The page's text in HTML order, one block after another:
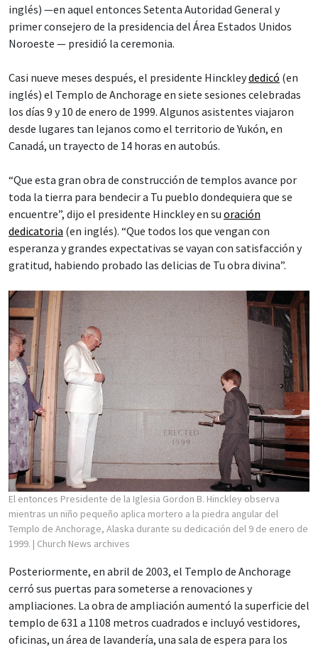
inglés) —en aquel entonces Setenta Autoridad General y
primer consejero de la presidencia del Área Estados Unidos
Noroeste — presidió la ceremonia.
Casi nueve meses después, el presidente Hinckleydedicó (en
inglés) el Templo de Anchorage en siete sesiones celebradas
los días 9 y 10 de enero de 1999. Algunos asistentes viajaron
desde lugares tan lejanos como el territorio de Yukón, en
Canadá, un trayecto de 14 horas en autobús.
“Que esta gran obra de construcción de templos avance por
toda la tierra para bendecir a Tu pueblo dondequiera que se
encuentre”, dijo el presidente Hinckley en su oración
dedicatoria (en inglés). “Que todos los que vengan con
esperanza y grandes expectativas se vayan con satisfacción y
gratitud, habiendo probado las delicias de Tu obra divina”.
El entonces Presidente de la Iglesia Gordon B. Hinckley observa
mientras un niño pequeño aplica mortero a la piedra angular del
Templo de Anchorage, Alaska durante su dedicación del 9 de enero de
1999. | Church News archives
Posteriormente, en abril de 2003, el Templo de Anchorage
cerró sus puertas para someterse a renovaciones y
ampliaciones. La obra de ampliación aumentó la superficie del
templo de 631 a 1108 metros cuadrados e incluyó vestidores,
oficinas, un área de lavandería, una sala de espera para los